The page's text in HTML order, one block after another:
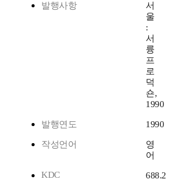
발행사항
서
울
:
서
륭
프
로
덕
숀,
1990
발행연도 1990
작성언어
영
어
KDC
688.2